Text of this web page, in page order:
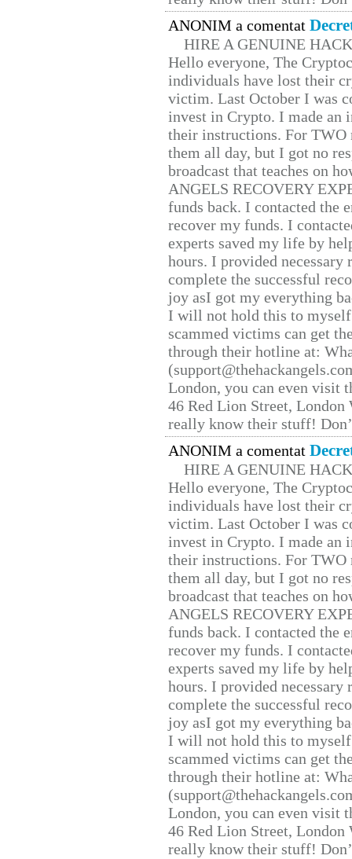
ANONIM a comentat
HIRE A GENUINE
Hello everyone, The
individuals have lost their
victim. Last October I was
invest in Crypto. I made
their instructions. For TWO
them all day, but I got no
broadcast that teaches on
ANGELS RECOVERY
funds back. I contacted the
recover my funds. I
experts saved my life by
hours. I provided
complete the successful
joy asI got my everything
I will not hold this to
scammed victims can get
through their hotline at:
London, you can even visit
46 Red Lion Street, London
really know their stuff!
ANONIM a comentat
HIRE A GENUINE
Hello everyone, The
individuals have lost their
victim. Last October I was
invest in Crypto. I made
their instructions. For TWO
them all day, but I got no
broadcast that teaches on
ANGELS RECOVERY
funds back. I contacted the
recover my funds. I
experts saved my life by
hours. I provided
complete the successful
joy asI got my everything
I will not hold this to
scammed victims can get
through their hotline at:
London, you can even visit
46 Red Lion Street, London
really know their stuff!